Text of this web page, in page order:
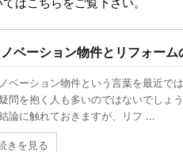
ノベーション物件とリフォー
ベーション物件という言葉を最近で
問を抱く人も多いのではないでしょ
論に触れておきますが、リフ ...
きを見る